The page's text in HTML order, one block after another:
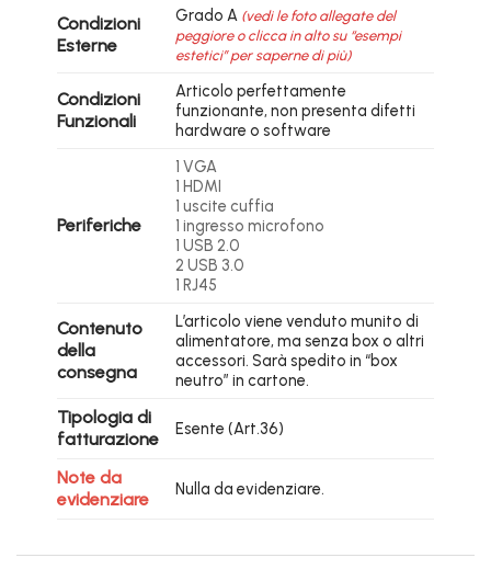
Condizioni
Esterne
Grado A (vedi le foto allegate del
peggiore o clicca in alto su “esempi
estetici” per saperne di più)
Condizioni
Funzionali
Articolo perfettamente
funzionante, non presenta difetti
hardware o software
Periferiche
1 VGA
1 HDMI
1 uscite cuffia
1 ingresso microfono
1 USB 2.0
2 USB 3.0
1 RJ45
Contenuto
della
consegna
L’articolo viene venduto munito di
alimentatore, ma senza box o altri
accessori. Sarà spedito in “box
neutro” in cartone.
Tipologia di
fatturazione
Esente (Art.36)
Note da
evidenziare
Nulla da evidenziare.